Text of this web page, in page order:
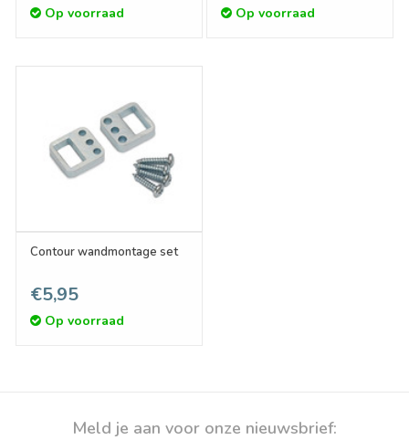
Op voorraad Op voorraad
Contour wandmontage set
€5,95
Op voorraad
Meld je aan voor onze nieuwsbrief: